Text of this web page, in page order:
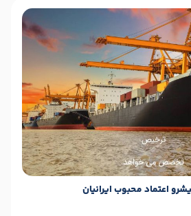
اعتماد محبوب ایرانیان